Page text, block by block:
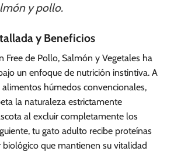
y pollo.
y Beneficios
Free de Pollo, Salmón y Vegetales ha
un enfoque de nutrición instintiva. A
húmedos convencionales,
la naturaleza estrictamente
al excluir completamente los
tu gato adulto recibe proteínas
que mantienen su vitalidad